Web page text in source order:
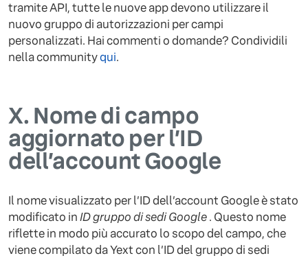
tramite API, tutte le nuove app devono utilizzare il
nuovo gruppo di autorizzazioni per campi
personalizzati. Hai commenti o domande? Condividili
nella communityqui.
X. Nome di campo
aggiornato per l’ID
dell’account Google
Il nome visualizzato per l’ID dell’account Google è stato
modificato inID gruppo di sedi Google. Questo nome
riflette in modo più accurato lo scopo del campo, che
viene compilato da Yext con l’ID del gruppo di sedi